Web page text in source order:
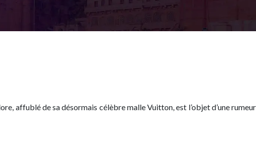
affublé de sa désormais célèbre malle Vuitton, est l’objet d’une rumeur